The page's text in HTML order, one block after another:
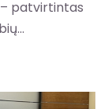
patvirtintas